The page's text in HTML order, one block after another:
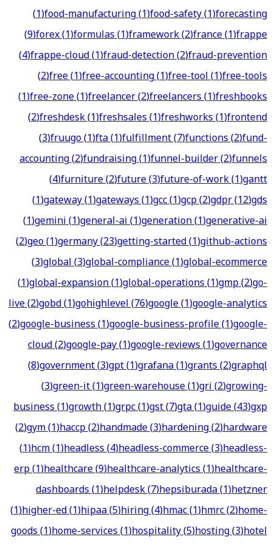
(1)food-manufacturing(1)food-safety(1)forecasting
(9)forex(1)formulas(1)framework(2)france(1)frappe
(4)frappe-cloud(1)fraud-detection(2)fraud-prevention
(2)free(1)free-accounting(1)free-tool(1)free-tools
(1)free-zone(1)freelancer(2)freelancers(1)freshbooks
(2)freshdesk(1)freshsales(1)freshworks(1)frontend
(3)fruugo(1)fta(1)fulfillment(7)functions(2)fund-
accounting(2)fundraising(1)funnel-builder(2)funnels
(4)furniture(2)future(3)future-of-work(1)gantt
(1)gateway(1)gateways(1)gcc(1)gcp(2)gdpr(12)gds
(1)gemini(1)general-ai(1)generation(1)generative-ai
(2)geo(1)germany(23)getting-started(1)github-actions
(3)global(3)global-compliance(1)global-ecommerce
(1)global-expansion(1)global-operations(1)gmp(2)go-
live(2)gobd(1)gohighlevel(76)google(1)google-analytics
(2)google-business(1)google-business-profile(1)google-
cloud(2)google-pay(1)google-reviews(1)governance
(8)government(3)gpt(1)grafana(1)grants(2)graphql
(3)green-it(1)green-warehouse(1)gri(2)growing-
business(1)growth(1)grpc(1)gst(7)gta(1)guide(43)gxp
(2)gym(1)haccp(2)handmade(3)hardening(2)hardware
(1)hcm(1)headless(4)headless-commerce(3)headless-
erp(1)healthcare(9)healthcare-analytics(1)healthcare-
dashboards(1)helpdesk(7)hepsiburada(1)hetzner
(1)higher-ed(1)hipaa(5)hiring(4)hmac(1)hmrc(2)home-
goods(1)home-services(1)hospitality(5)hosting(3)hotel